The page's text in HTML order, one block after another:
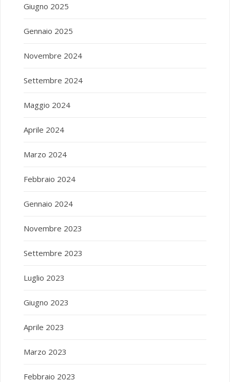
Giugno 2025
Gennaio 2025
Novembre 2024
Settembre 2024
Maggio 2024
Aprile 2024
Marzo 2024
Febbraio 2024
Gennaio 2024
Novembre 2023
Settembre 2023
Luglio 2023
Giugno 2023
Aprile 2023
Marzo 2023
Febbraio 2023